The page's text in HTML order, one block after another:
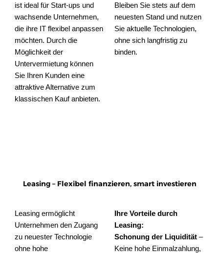
ist ideal für Start-ups und
wachsende Unternehmen,
die ihre IT flexibel anpassen
möchten. Durch die
Möglichkeit der
Untervermietung können
Sie Ihren Kunden eine
attraktive Alternative zum
klassischen Kauf anbieten.
Bleiben Sie stets auf dem
neuesten Stand und nutzen
Sie aktuelle Technologien,
ohne sich langfristig zu
binden.
Leasing – Flexibel finanzieren, smart investieren
Leasing ermöglicht
Unternehmen den Zugang
zu neuester Technologie
ohne hohe
Ihre Vorteile durch
Leasing:
Schonung der Liquidität –
Keine hohe Einmalzahlung,